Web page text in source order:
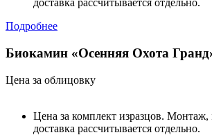
доставка рассчитывается отдельно.
Подробнее
Биокамин «Осенняя Охота
Цена за облицовку
Цена за комплект изразцов. Монтаж,
доставка рассчитывается отдельно.